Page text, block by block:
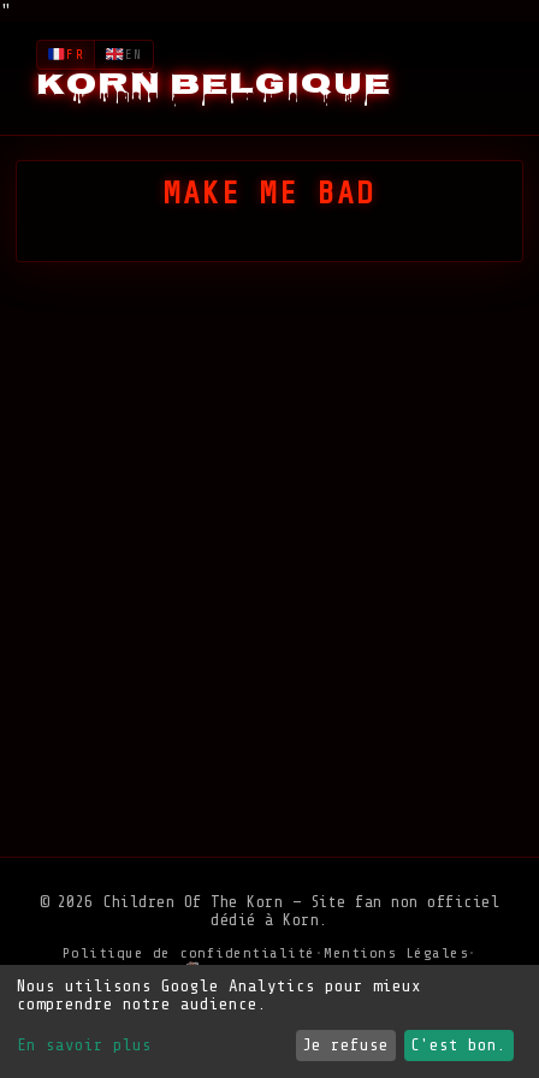
"
Korn Belgique
FR EN
MAKE ME BAD
© 2026 Children Of The Korn — Site fan non officiel
dédié à Korn.
Politique de confidentialité • Mentions Légales •
Soutenir le site
Nous utilisons Google Analytics pour mieux
comprendre notre audience.
En savoir plus Je refuse C'est bon.